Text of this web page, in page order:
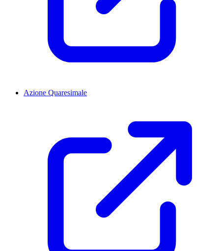
Azione Quaresimale